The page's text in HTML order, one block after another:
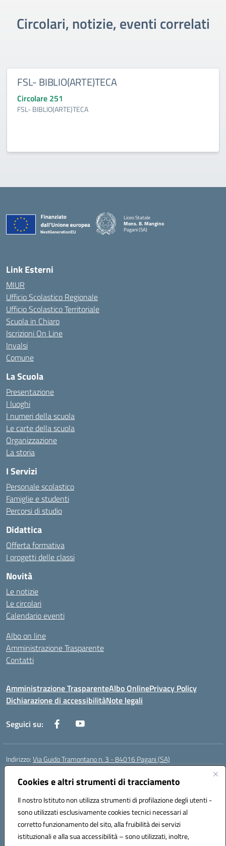
Cookies e altri strumenti di tracciamento
Il nostro Istituto non utilizza strumenti di profilazione degli utenti -
sono utilizzati esclusivamente cookies tecnici necessari al
corretto funzionamento del sito, alla fruibilità dei servizi
istituzionali e alla sua accessibilità – sono utilizzati, inoltre,
Circolari, notizie, eventi correlati
FSL- BIBLIO(ARTE)TECA
Circolare 251
FSL- BIBLIO(ARTE)TECA
Liceo Statale
Mons. B. Mangino
Pagani (SA)
— Visita la pagina iniziale della scuola
Link Esterni
MIUR
Ufficio Scolastico Regionale
Ufficio Scolastico Territoriale
Scuola in Chiaro
Iscrizioni On Line
Invalsi
Comune
La Scuola
Presentazione
I luoghi
I numeri della scuola
Le carte della scuola
Organizzazione
La storia
I Servizi
Personale scolastico
Famiglie e studenti
Percorsi di studio
Didattica
Offerta formativa
I progetti delle classi
Novità
Le notizie
Le circolari
Calendario eventi
Albo on line
Amministrazione Trasparente
Contatti
Amministrazione TrasparenteAlbo OnlinePrivacy Policy
Dichiarazione di accessibilitàNote legali
Seguici su:
Indirizzo:Via Guido Tramontano n. 3 - 84016 Pagani (SA)
Centralino:
Posta elettronica certificata (PEC):saps08000t@pec.istruzione.it
Codice fiscale: 80022400651
Codice meccanografico:SAPS08000T
Codice Indice delle Pubbliche Amministrazioni (IPA): istsc_saps08000t
Codice unico di fatturazione (CUF): UFC29W